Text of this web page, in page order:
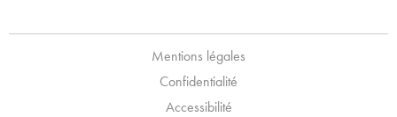
Mentions légales
Confidentialité
Accessibilité